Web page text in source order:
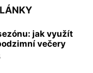
jak využít
večery